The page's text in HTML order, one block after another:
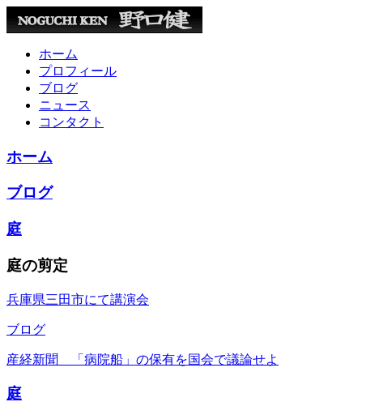
ホーム
プロフィール
ブログ
ニュース
コンタクト
ホーム
ブログ
庭
庭の剪定
兵庫県三田市にて講演会
ブログ
産経新聞 「病院船」の保有を国会で議論せよ
庭